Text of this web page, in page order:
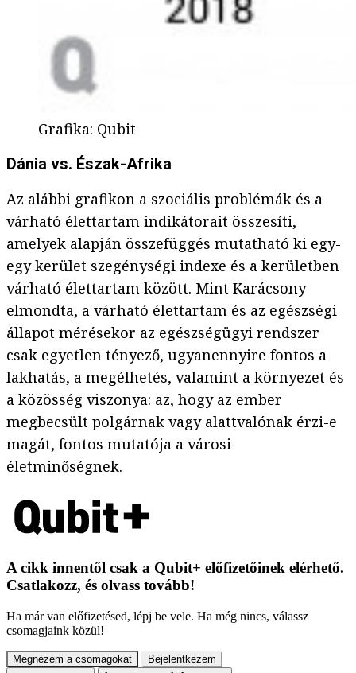
Grafika: Qubit
Dánia vs. Észak-Afrika
Az alábbi grafikon a szociális problémák és a
várható élettartam indikátorait összesíti,
amelyek alapján összefüggés mutatható ki egy-
egy kerület szegénységi indexe és a kerületben
várható élettartam között. Mint Karácsony
elmondta, a várható élettartam és az egészségi
állapot mérésekor az egészségügyi rendszer
csak egyetlen tényező, ugyanennyire fontos a
lakhatás, a megélhetés, valamint a környezet és
a közösség viszonya: az, hogy az ember
megbecsült polgárnak vagy alattvalónak érzi-e
magát, fontos mutatója a városi
életminőségnek.
A cikk innentől csak a Qubit+ előfizetőinek elérhető.
Csatlakozz, és olvass tovább!
Ha már van előfizetésed, lépj be vele. Ha még nincs, válassz
csomagjaink közül!
Megnézem a csomagokat Bejelentkezem